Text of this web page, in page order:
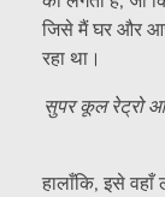
जिसे मैं घर और
रहा था।
सुपर कूल रेट्रो
हालाँकि, इसे